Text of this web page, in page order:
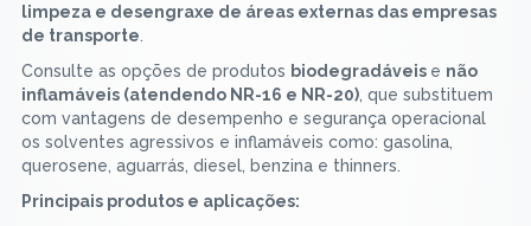
limpeza e desengraxe de áreas externas das empresas
de transporte.
Consulte as opções de produtos biodegradáveis e não
inflamáveis (atendendo NR-16 e NR-20), que substituem
com vantagens de desempenho e segurança operacional
os solventes agressivos e inflamáveis como: gasolina,
querosene, aguarrás, diesel, benzina e thinners.
Principais produtos e aplicações: